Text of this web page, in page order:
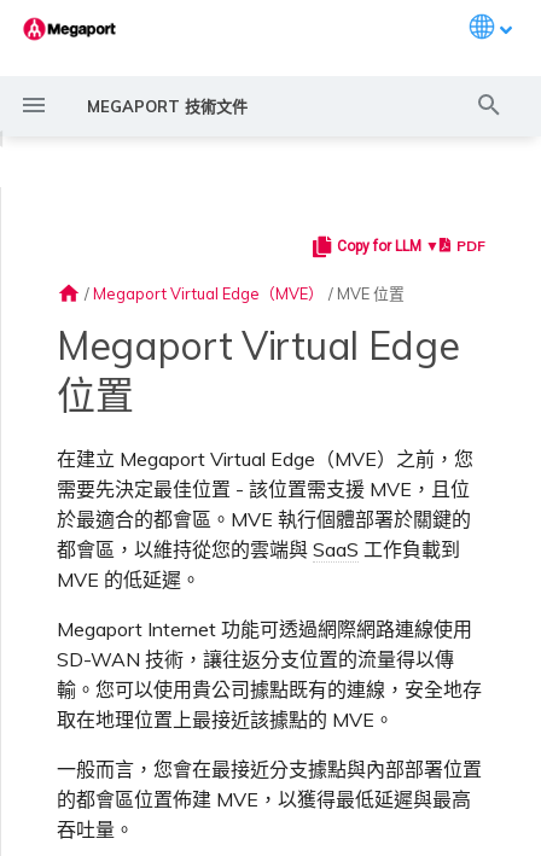
MEGAPORT 技術文件
快速開始
設定 Megaport 帳戶
概述
建立帳戶
設定單一登入
邀請使用者加入帳戶
提供技術支援聯絡方式
設定財務資訊
更新公司資訊
Megaport Portal 儀表板
瞭解服務頁面
連線至 Latitude.sh
瞭解位置資訊
位置 ID
常見多雲連線情境
使用 Megaport 解決方案實
以服務供應商身分使用
Megaport API 管理連線
Megaport 上雲即服務
MACsec
雲端原生 VPN 加密
高速跨雲加密
訂購交叉連接
訂購本地迴路
Port 備援
鏈路聚合群組（LAG）
建立 LAG
將 Port 新增至 LAG
終止 Port
建立私有 VXC
遷移 VXC
設定服務金鑰
使用服務金鑰建立連線
設定 Q-in-Q
變更合約 VXC 的速率
關閉 VXC 以進行容錯移轉測
路由指南
MCR
MVE
終止 Megaport Internet 連
11:11 Systems
3DS Outscale
AWS Direct Connect
Azure ExpressRoute
Cisco Webex
Cloudflare
Google Cloud
概述
3DS Outscale MCR 連線
AWS Direct Connect
Azure MCR 連線
DigitalOcean MCR 連線
Google MCR 連線
IBM Cloud Direct Link MCR
MVE
概述
Aruba SD-WAN
Cisco SD-WAN
Fortinet FortiGate
Palo Alto Networks
Versa SD-WAN
VMware SD-WAN
MCR 進階 VLAN 與路由功能
MCR 備援
建立 MCR
建立 MCR VXC
設定 MCR
使用封包過濾
在 MCR 中使用 IPsec
路由過濾
路由通告
設定 BGP 進階設定
6WIND 授權網路功能
規劃部署
建立 MVE
建立 VXC
連線 MVE
終止 MVE
規劃部署
建立 MVE
建立 VXC
連線 MVE
終止 MVE
規劃部署
建立 MVE
建立 MVE 概述
使用系統標籤建立 MVE
建立 VXC
連線 MVE
終止 MVE
規劃部署
建立 MVE
建立 VXC
連線 MVE
終止 MVE
規劃部署
建立 VXC
連線 MVE
終止 MVE
規劃部署
建立 MVE
建立 MVE 概述
建立路由型 MVE
使用 Cisco Meraki 建立 MVE
使用 Cisco Secure Firewall
建立 VXC
連線 MVE
將 MPLS 與 SDCI 整合
終止 MVE
規劃部署
建立 MVE
建立 VXC
連線 MVE
終止 MVE
基於 FGSP 設定 Fortinet 防
規劃部署
建立 MVE
使用 Juniper SSR 建立 MVE
建立 VXC
連線 MVE
終止 MVE
Palo Alto Networks VM-
規劃部署
建立 VXC
終止 MVE
可用性
Prisma SD-WAN
Palo Alto Networks Prisma
規劃部署
建立 VXC
終止 MVE
規劃部署
建立 MVE
建立 VXC
連線 MVE
終止 MVE
規劃部署
建立 MVE
建立 VXC
連線 MVE
終止 MVE
規劃部署
建立 MVE
建立 VXC
連線 MVE
終止 MVE
設定 IX
IX 需求
加入 IX
France-IX 連線
管理 IX
編輯 IX
變更合約 IX 的速率
關閉 IX
終止 IX
IX 工具與功能
MegaIX 功能概述
MegaIX Looking Glass（路
由診斷）
BGP 社群
建立個人檔案
Marketplace 通知
Marketplace 常見問題
監控 MCR
監控服務狀態
檢視工作階段事件日誌
管理個人檔案
更新公司資訊
管理最短合約期續約
管理 Megaport
Marketplace 個人檔案
新增和修改使用者
管理使用者角色
Port 定價與合約條款
VXC 定價與合約條款
Megaport Internet 定價與合
約條款
IX 定價與合約條款
MCR 定價與合約條款
啟用計費市場
指派財務角色
更新帳單資訊
信用卡付款
瞭解 Megaport 帳單
客戶現場服務
下載帳單
建立 API 金鑰
管理使用者
建立 Port
建立服務金鑰
建立 VXC
變更 VXC 設定
建立至 AWS 的 VXC
快速開始
建立 Megaport Terraform
使用 Megaport Terraform
Provider 建立和管理服務
Terraform 狀態管理
匯入現有生產服務
使用 Terraform MCP
Server（公開測試版）
啟用 Port
訂購時的錯誤
Port 與 VXC
Port 或 VXC 中斷或不穩定
Port 延遲
吞吐量與效能
VXC 連線
MCR
MCR 中斷或無法使用
MCR 路由
其他 MCR 問題
MVE
MVE 中斷或無法使用
MVE 網際網路連線
IX 連線
IX BGP 路由
雲端
雲端服務供應商互聯位址空間
ExpressRoute 線路容量不足
Megaport Internet
聯繫支援
支援請求入口網站
瞭解支援請求
升級支援案件
傳送意見回饋
網路維護
歐盟數位服務法
Copy for LLM ▼ PDF
home / Megaport Virtual Edge（MVE） / MVE 位置
Megaport Virtual Edge
位置
在建立 Megaport Virtual Edge（MVE）之前，您
需要先決定最佳位置 - 該位置需支援 MVE，且位
於最適合的都會區。MVE 執行個體部署於關鍵的
都會區，以維持從您的雲端與 SaaS 工作負載到
MVE 的低延遲。
Megaport Internet 功能可透過網際網路連線使用
SD-WAN 技術，讓往返分支位置的流量得以傳
輸。您可以使用貴公司據點既有的連線，安全地存
取在地理位置上最接近該據點的 MVE。
一般而言，您會在最接近分支據點與內部部署位置
的都會區位置佈建 MVE，以獲得最低延遲與最高
吞吐量。